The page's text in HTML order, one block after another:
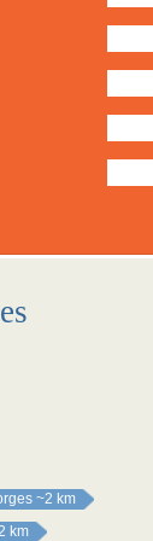
~2 km
km